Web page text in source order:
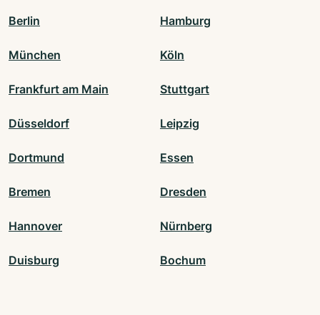
Berlin Hamburg
München Köln
Frankfurt am Main Stuttgart
Düsseldorf Leipzig
Dortmund Essen
Bremen Dresden
Hannover Nürnberg
Duisburg Bochum